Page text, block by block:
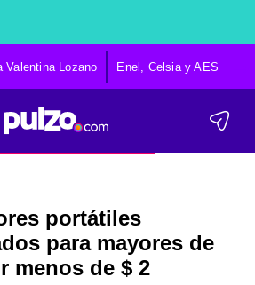
Valentina Lozano Enel, Celsia y AES
portátiles
para mayores de
menos de $ 2